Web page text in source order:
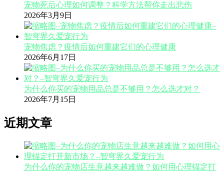
宠物死后心理如何调整？科学方法帮你走出悲伤
2026年3月9日
宠物焦虑？疫情后如何重建它们的心理健康
2026年6月17日
为什么你买的宠物用品总是不够用？怎么选才对？
2026年7月15日
近期文章
为什么你的宠物店生意越来越难做？如何用心理锚定打